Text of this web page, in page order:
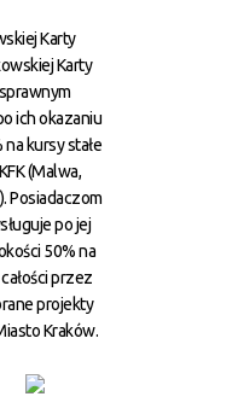
Karty
Karty
ich okazaniu
kursy stałe
(Malwa,
Posiadaczom
po jej
50% na
przez
projekty
Kraków.